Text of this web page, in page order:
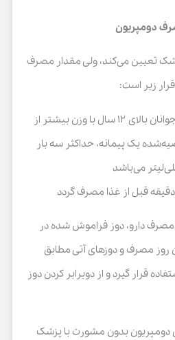
دومپریون
تعیین می‌کند، ولی مقدار مصرف
زیر است:
برای بزرگسالان و نوجوانان بالای ۱۲ سال با وزن بیشتر از
یک پیمانه، حداکثر سه بار
دارو، دوز فراموش شده در
روز مصرف و دوزهای آتی مطابق
قرار گیرد و از دوبرابر کردن دوز
دومپریون بدون مشورت با پزشک